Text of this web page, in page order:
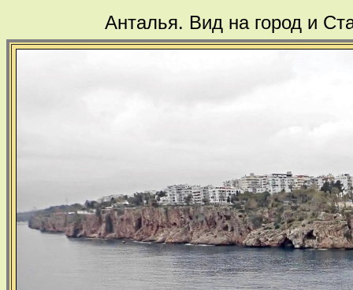
Анталья. Вид на город и